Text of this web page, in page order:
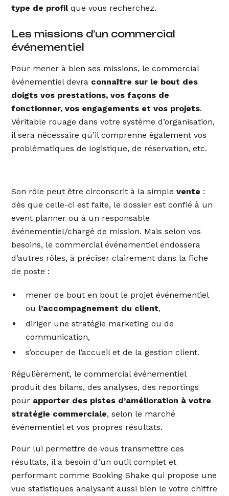
type de profilque vous recherchez.
Les missions d’un commercial
événementiel
Pour mener à bien ses missions, le commercial
événementiel devra connaître sur le bout des
doigts vos prestations, vos façons de
fonctionner, vos engagements et vos projets.
Véritable rouage dans votre système d’organisation,
il sera nécessaire qu’il comprenne également vos
problématiques de logistique, de réservation, etc.
Son rôle peut être circonscrit à la simplevente :
dès que celle-ci est faite, le dossier est confié à un
event planner ou à un responsable
événementiel/chargé de mission. Mais selon vos
besoins, le commercial événementiel endossera
d’autres rôles, à préciser clairement dans la fiche
de poste :
mener de bout en bout le projet événementiel
ou l’accompagnement du client,
diriger une stratégie marketing ou de
communication,
s’occuper de l’accueil et de la gestion client.
Régulièrement, le commercial événementiel
produit des bilans, des analyses, des reportings
pour apporter des pistes d’amélioration à votre
stratégie commerciale, selon le marché
événementiel et vos propres résultats.
Pour lui permettre de vous transmettre ces
résultats, il a besoin d’un outil complet et
performant comme Booking Shake qui propose une
vue statistiques analysant aussi bien le votre chiffre